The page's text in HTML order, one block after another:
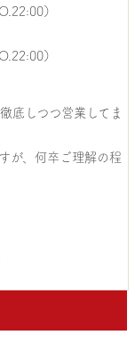
）
）
底しつつ営業してま
が、何卒ご理解の程